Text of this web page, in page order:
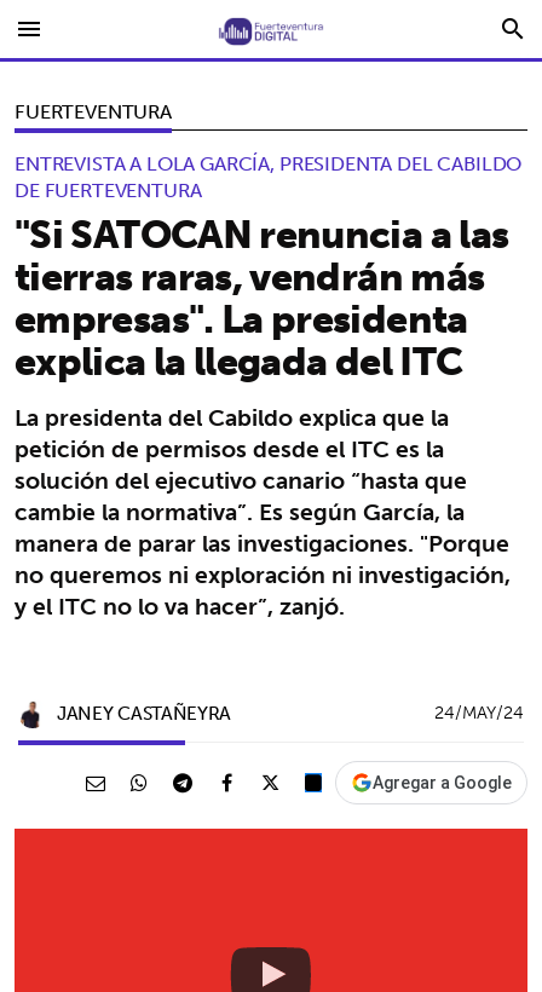
menu search
FUERTEVENTURA
ENTREVISTA A LOLA GARCÍA, PRESIDENTA DEL CABILDO
DE FUERTEVENTURA
"Si SATOCAN renuncia a las
tierras raras, vendrán más
empresas". La presidenta
explica la llegada del ITC
La presidenta del Cabildo explica que la
petición de permisos desde el ITC es la
solución del ejecutivo canario “hasta que
cambie la normativa”. Es según García, la
manera de parar las investigaciones. "Porque
no queremos ni exploración ni investigación,
y el ITC no lo va hacer”, zanjó.
JANEY CASTAÑEYRA 24/MAY/24
Agregar a Google